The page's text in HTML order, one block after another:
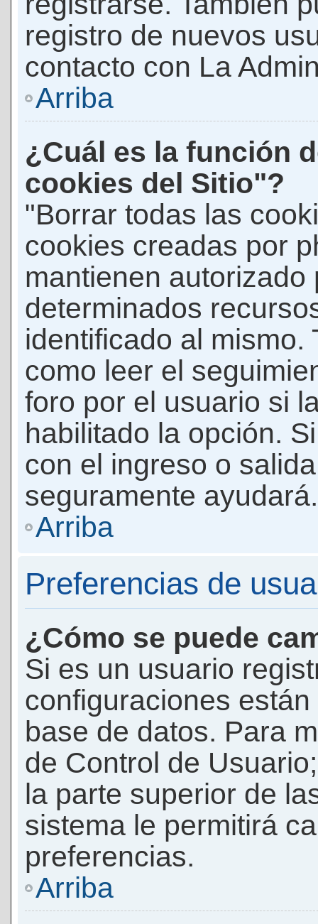
registro de nuevos
contacto con La
Arriba
¿Cuál es la función
cookies del Sitio"?
"Borrar todas las
cookies creadas por
mantienen autorizado
determinados
identificado al mismo.
como leer el
foro por el usuario si
habilitado la opción.
con el ingreso o
seguramente ayudará.
Arriba
Preferencias de
¿Cómo se puede
Si es un usuario
configuraciones
base de datos. Para
de Control de
la parte superior de
sistema le permitirá
preferencias.
Arriba